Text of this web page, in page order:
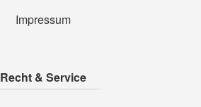
Impressum
Recht & Service